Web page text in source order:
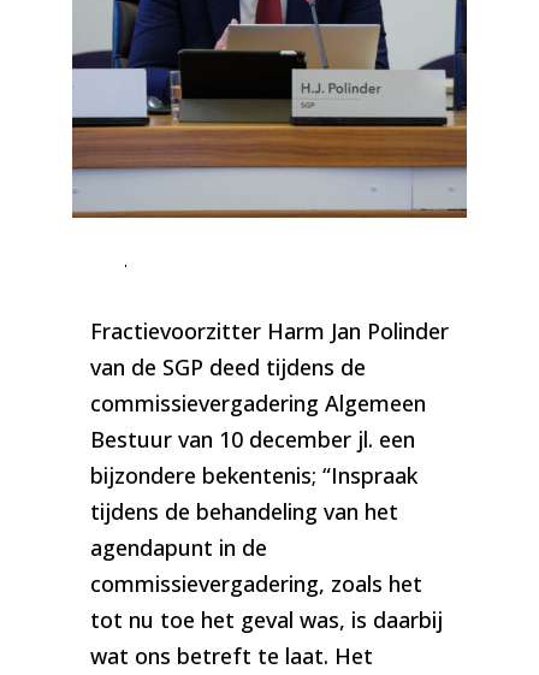
Foto: Fractievoorzitter Harm-Jan Polinder SGP |
Fractievoorzitter Harm Jan Polinder
van de SGP deed tijdens de
commissievergadering Algemeen
Bestuur van 10 december jl. een
bijzondere bekentenis; “Inspraak
tijdens de behandeling van het
agendapunt in de
commissievergadering, zoals het
tot nu toe het geval was, is daarbij
wat ons betreft te laat. Het